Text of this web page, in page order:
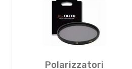
Polarizzatori